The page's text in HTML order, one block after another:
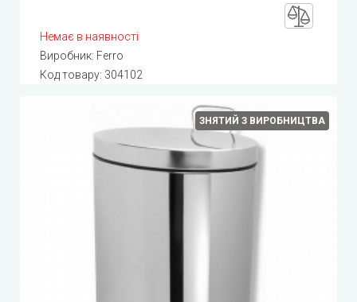
Немає в наявності
Виробник: Ferro
Код товару: 304102
ЗНЯТИЙ З ВИРОБНИЦТВА